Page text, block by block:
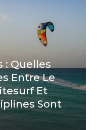
: Quelles
Entre Le
Et
Sont